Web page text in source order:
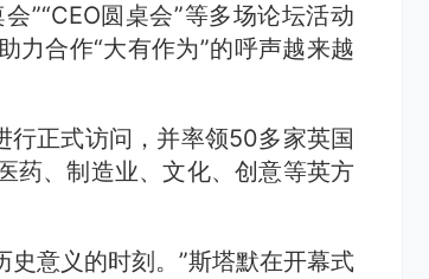
”“CEO圆桌会”等多场论坛活动
力合作“大有作为”的呼声越来越
行正式访问，并率领50多家英国
药、制造业、文化、创意等英方
意义的时刻。”斯塔默在开幕式